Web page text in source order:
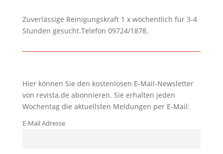
Zuverlässige Reinigungskraft 1 x wöchentlich für 3-4
Stunden gesucht.Telefon 09724/1878.
Hier können Sie den kostenlosen E-Mail-Newsletter
von revista.de abonnieren. Sie erhalten jeden
Wochentag die aktuellsten Meldungen per E-Mail:
E-Mail Adresse